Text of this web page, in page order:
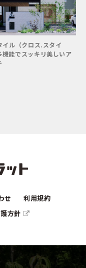
イル（クロス.スタイ
機能でスッキリ美しいア
せ
利用規約
方針